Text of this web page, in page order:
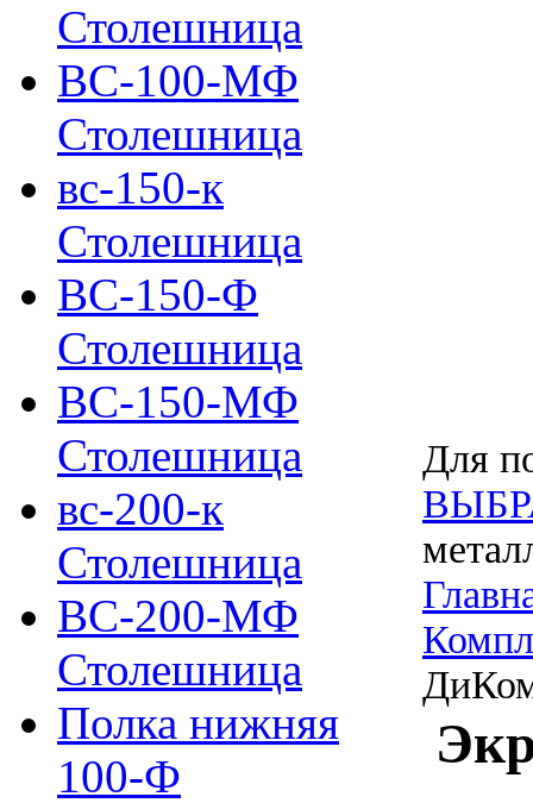
Столешница
ВС-100-МФ
Столешница
вс-150-к
Столешница
ВС-150-Ф
Столешница
ВС-150-МФ
Столешница
вс-200-к
Столешница
ВС-200-МФ
Столешница
Полка нижняя
100-Ф
Для